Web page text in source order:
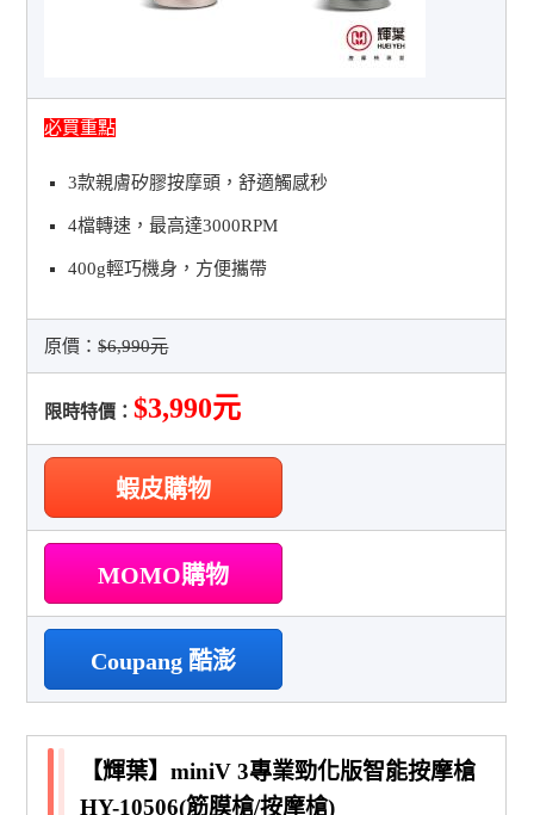
必買重點
3款親膚矽膠按摩頭，舒適觸感秒
4檔轉速，最高達3000RPM
400g輕巧機身，方便攜帶
原價：$6,990元
限時特價：$3,990元
蝦皮購物
MOMO購物
Coupang 酷澎
【輝葉】miniV 3專業勁化版智能按摩槍
HY-10506(筋膜槍/按摩槍)